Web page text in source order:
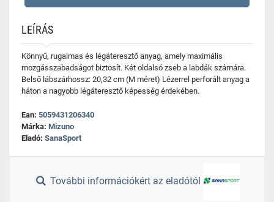
LEÍRÁS
Könnyű, rugalmas és légáteresztő anyag, amely maximális
mozgásszabadságot biztosít. Két oldalsó zseb a labdák számára.
Belső lábszárhossz: 20,32 cm (M méret) Lézerrel perforált anyag a
háton a nagyobb légáteresztő képesség érdekében.
Ean: 5059431206340
Márka: Mizuno
Eladó: SanaSport
További információkért az eladótól